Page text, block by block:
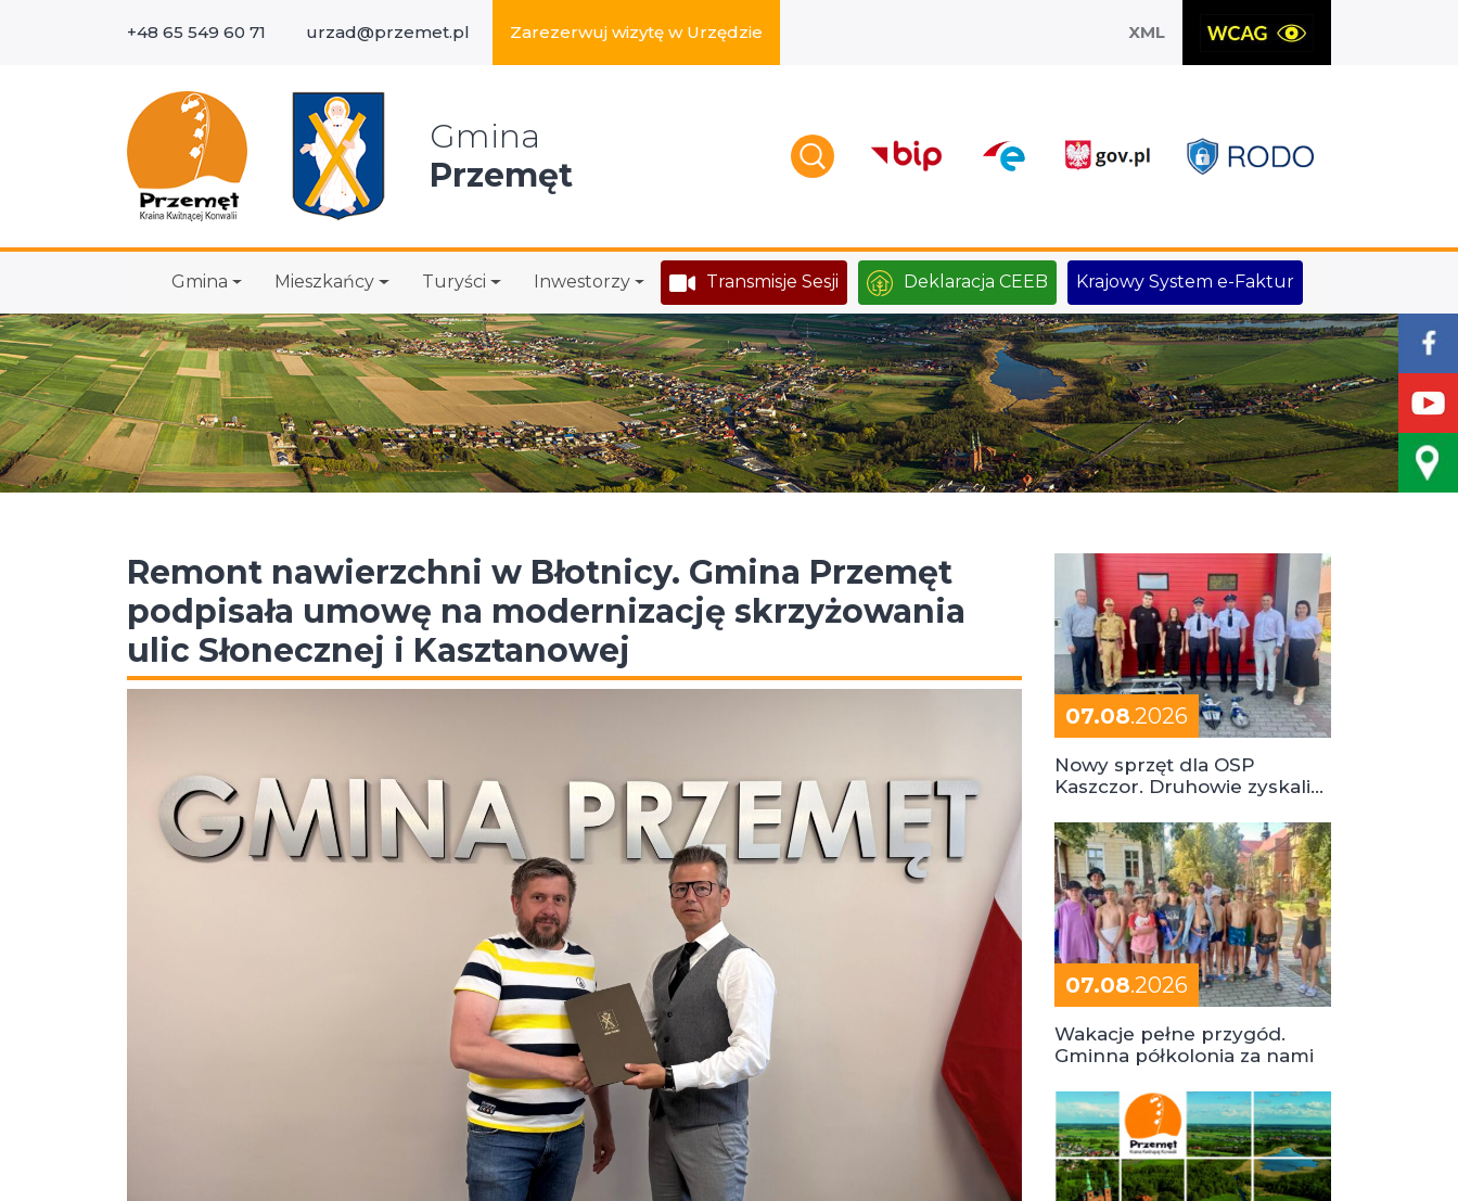
+48 65 549 60 71 urzad@przemet.pl Zarezerwuj wizytę w Urzędzie XML
Gmina
Przemęt
Gmina Mieszkańcy Turyści Inwestorzy Transmisje Sesji Deklaracja CEEB Krajowy System e-Faktur
Remont nawierzchni w Błotnicy. Gmina Przemęt
podpisała umowę na modernizację skrzyżowania
ulic Słonecznej i Kasztanowej
07.08.2026
Nowy sprzęt dla OSP
Kaszczor. Druhowie zyskali
07.08.2026
Wakacje pełne przygód.
Gminna półkolonia za nami
Wyszukaj w serwisie